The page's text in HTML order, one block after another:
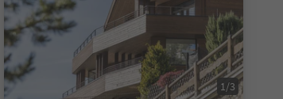
1/3